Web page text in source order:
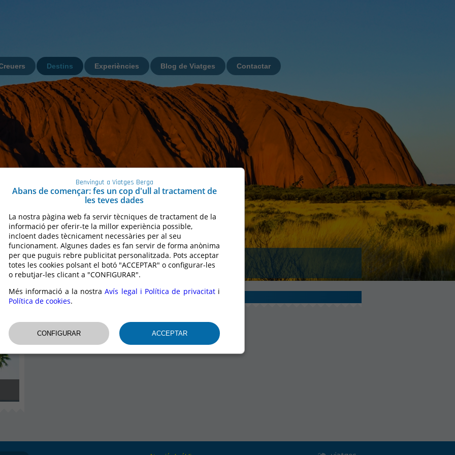
Destins Experiències Blog de Viatges Contactar
Benvingut a Viatges Berga
Abans de començar: fes un cop d'ull al tractament de
les teves dades
La nostra pàgina web fa servir tècniques de tractament de la
informació per oferir-te la millor experiència possible,
incloent dades tècnicament necessàries per al seu
funcionament. Algunes dades es fan servir de forma anònima
per que puguis rebre publicitat personalitzada. Pots acceptar
totes les cookies polsant el botó "ACCEPTAR" o configurar-les
o rebutjar-les clicant a "CONFIGURAR".
Més informació a la nostraAvís legal i Política de privacitati
Política de cookies.